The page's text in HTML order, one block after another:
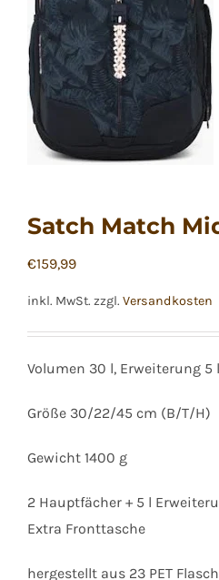
Satch Match
€159,99
inkl. MwSt. zzgl. Versandkosten
Volumen 30 l, Erweiterung 5 l
Größe 30/22/45 cm (B/T/H)
Gewicht 1400 g
2 Hauptfächer + 5 l
Extra Fronttasche
hergestellt aus 23 PET